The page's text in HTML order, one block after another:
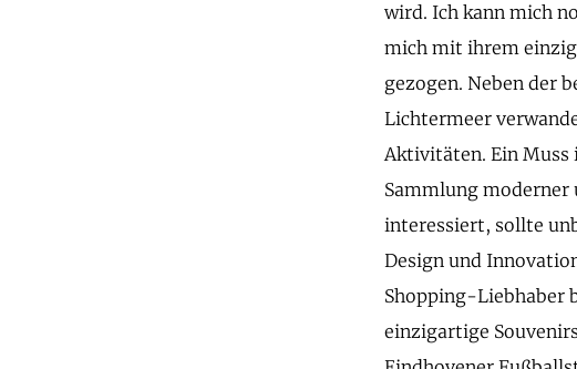
wird. Ich kann mich
mich mit ihrem
gezogen. Neben der
Lichtermeer
Aktivitäten. Ein Muss
Sammlung moderner
interessiert, sollte
Design und
Shopping-Liebhaber
einzigartige